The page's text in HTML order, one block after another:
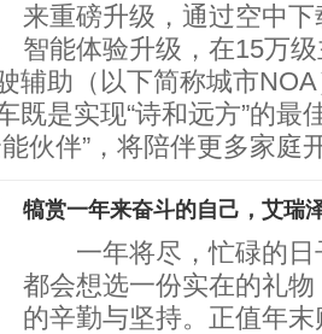
来重磅升级，通过空中
智能体验升级，在15万
辅助（以下简称城市
既是实现“诗和远方”的最
伙伴”，将陪伴更多家庭
犒赏一年来奋斗的自己，艾瑞
一年将尽，忙碌的日
都会想选一份实在的礼
的辛勤与坚持。正值年